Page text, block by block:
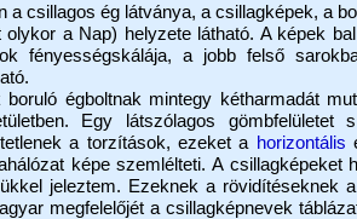
a csillagos ég látványa, a csillagképek, a
a Nap) helyzete látható. A képek
fényességskálája, a jobb felső
égboltnak mintegy kétharmadát
Egy látszólagos gömbfelületet
a torzítások, ezeket a horizontális
képe szemlélteti. A csillagképeket
jeleztem. Ezeknek a rövidítéseknek
megfelelőjét a csillagképnevek